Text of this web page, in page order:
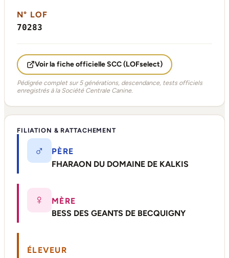
N° LOF
70283
Voir la fiche officielle SCC (LOFselect)
Pédigrée complet sur 5 générations, descendance, tests officiels
enregistrés à la Société Centrale Canine.
FILIATION & RATTACHEMENT
♂
PÈRE
FHARAON DU DOMAINE DE KALKIS
♀
MÈRE
BESS DES GEANTS DE BECQUIGNY
ÉLEVEUR